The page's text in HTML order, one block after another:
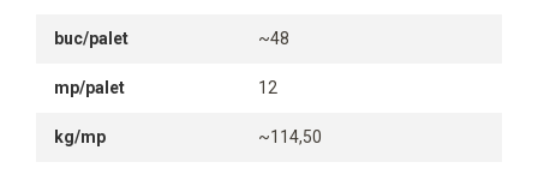
buc/palet ~48
mp/palet 12
kg/mp ~114,50